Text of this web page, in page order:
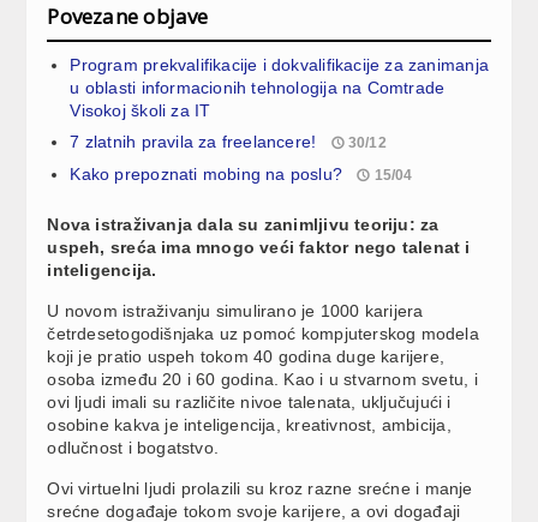
Povezane objave
Program prekvalifikacije i dokvalifikacije za zanimanja
u oblasti informacionih tehnologija na Comtrade
Visokoj školi za IT
7 zlatnih pravila za freelancere!
30/12
Kako prepoznati mobing na poslu? 15/04
Nova istraživanja dala su zanimljivu teoriju: za
uspeh, sreća ima mnogo veći faktor nego talenat i
inteligencija.
U novom istraživanju simulirano je 1000 karijera
četrdesetogodišnjaka uz pomoć kompjuterskog modela
koji je pratio uspeh tokom 40 godina duge karijere,
osoba između 20 i 60 godina. Kao i u stvarnom svetu, i
ovi ljudi imali su različite nivoe talenata, uključujući i
osobine kakva je inteligencija, kreativnost, ambicija,
odlučnost i bogatstvo.
Ovi virtuelni ljudi prolazili su kroz razne srećne i manje
srećne događaje tokom svoje karijere, a ovi događaji